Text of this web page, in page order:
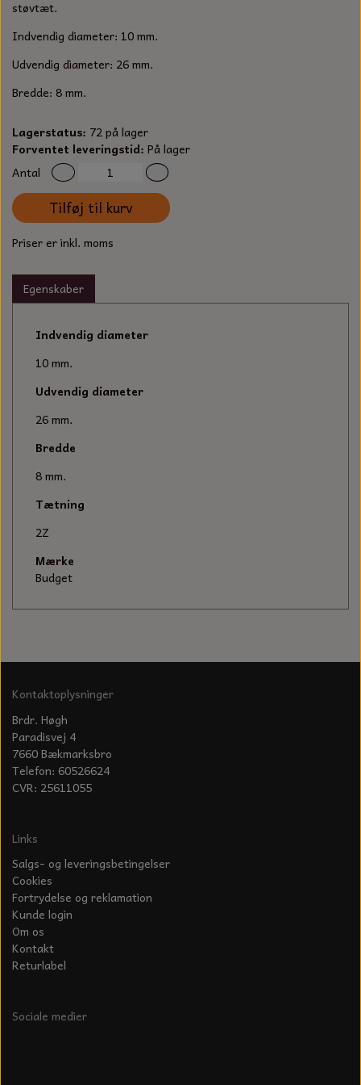
SORTIMENT
TECUMSEH
OLIE TIL SMÅMOTORER & HAVEMASKINER
SPÆNDEBÅND
BENSINSLANGE OG FILTRE
STARTSNOR OG TILBEHØR
UNIVERSAL KABLER OG TILBEHØR
KLINGSPOR
STIKSAV KLINGER
BATTERILADEAPPARAT
KNIVE OG TILBEHØR
MEJSLER
VÆRKTØJSSÆT
støvtæt.
Indvendig diameter: 10 mm.
Udvendig diameter: 26 mm.
Bredde: 8 mm.
Lagerstatus: 72 på lager
Forventet leveringstid: På lager
Antal
Tilføj til kurv
Priser er inkl. moms
Egenskaber
Indvendig diameter
10 mm.
Udvendig diameter
26 mm.
Bredde
8 mm.
Tætning
2Z
Mærke
Budget
Kontaktoplysninger
Brdr. Høgh
Paradisvej 4
7660 Bækmarksbro
Telefon: 60526624
CVR: 25611055
Links
Salgs- og leveringsbetingelser
Cookies
Fortrydelse og reklamation
Kunde login
Om os
Kontakt
Returlabel
Sociale medier